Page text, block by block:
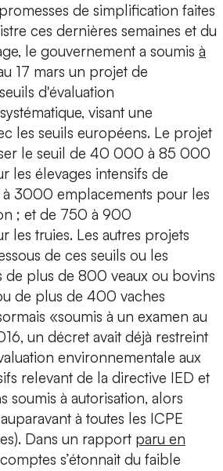
de simplification faites
ces dernières semaines et du
le gouvernement a soumis à
17 mars un projet de
d'évaluation
visant une
les seuils européens. Le projet
le seuil de 40 000 à 85 000
les élevages intensifs de
3000 emplacements pour les
; et de 750 à 900
les truies. Les autres projets
de ces seuils ou les
de plus de 800 veaux ou bovins
de plus de 400 vaches
«soumis à un examen au
un décret avait déjà restreint
environnementale aux
relevant de la directive IED et
soumis à autorisation, alors
à toutes les ICPE
Dans un rapport paru en
s’étonnait du faible